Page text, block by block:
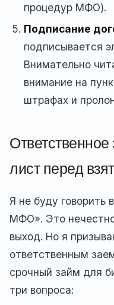
процедур МФО).
Подписание
подписывается
Внимательно
внимание на
штрафах и
лист перед
Я не буду говорить
МФО». Это
выход. Но я
ответственным
срочный займ для
три вопроса: